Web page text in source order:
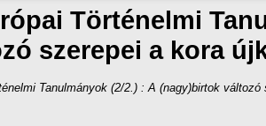
Történelmi
szerepei a kora
Tanulmányok (2/2.) : A (nagy)birtok